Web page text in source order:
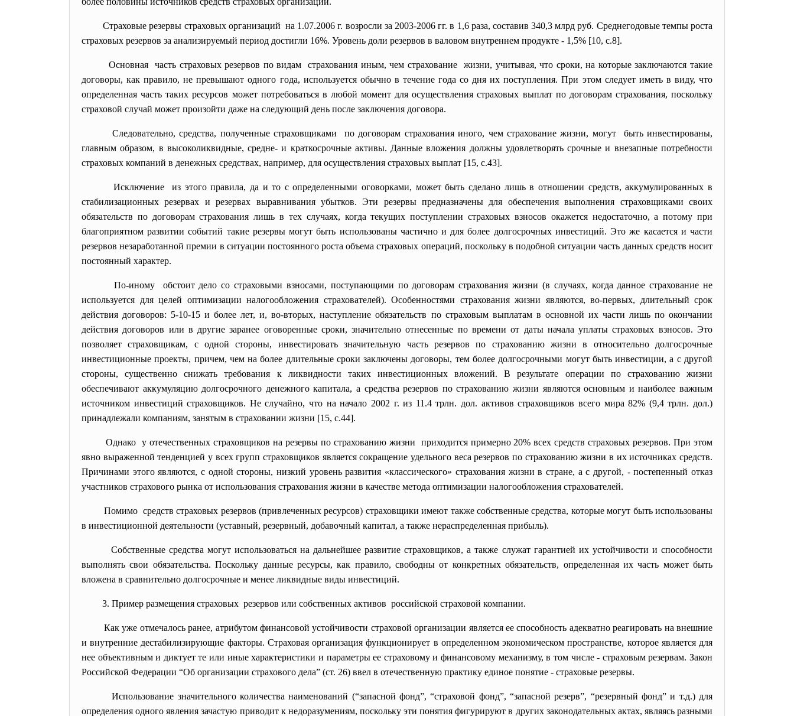
Страховые резервы страховых организаций на 1.07.2006 г. возросли за 2003-2006 гг. в 1,6 раза, составив 340,3 млрд руб. Среднегодовые темпы роста
страховых резервов за анализируемый период достигли 16%. Уровень доли резервов в валовом внутреннем продукте - 1,5% [10, с.8].
Основная часть страховых резервов по видам страхования иным, чем страхование жизни, учитывая, что сроки, на которые заключаются такие
договоры, как правило, не превышают одного года, используется обычно в течение года со дня их поступления. При этом следует иметь в виду, что
определенная часть таких ресурсов может потребоваться в любой момент для осуществления страховых выплат по договорам страхования, поскольку
страховой случай может произойти даже на следующий день после заключения договора.
Следовательно, средства, полученные страховщиками по договорам страхования иного, чем страхование жизни, могут быть инвестированы,
главным образом, в высоколиквидные, средне- и краткосрочные активы. Данные вложения должны удовлетворять срочные и внезапные потребности
страховых компаний в денежных средствах, например, для осуществления страховых выплат [15, с.43].
Исключение из этого правила, да и то с определенными оговорками, может быть сделано лишь в отношении средств, аккумулированных в
стабилизационных резервах и резервах выравнивания убытков. Эти резервы предназначены для обеспечения выполнения страховщиками своих
обязательств по договорам страхования лишь в тех случаях, когда текущих поступлении страховых взносов окажется недостаточно, а потому при
благоприятном развитии событий такие резервы могут быть использованы частично и для более долгосрочных инвестиций. Это же касается и части
резервов незаработанной премии в ситуации постоянного роста объема страховых операций, поскольку в подобной ситуации часть данных средств носит
постоянный характер.
По-иному обстоит дело со страховыми взносами, поступающими по договорам страхования жизни (в случаях, когда данное страхование не
используется для целей оптимизации налогообложения страхователей). Особенностями страхования жизни являются, во-первых, длительный срок
действия договоров: 5-10-15 и более лет, и, во-вторых, наступление обязательств по страховым выплатам в основной их части лишь по окончании
действия договоров или в другие заранее оговоренные сроки, значительно отнесенные по времени от даты начала уплаты страховых взносов. Это
позволяет страховщикам, с одной стороны, инвестировать значительную часть резервов по страхованию жизни в относительно долгосрочные
инвестиционные проекты, причем, чем на более длительные сроки заключены договоры, тем более долгосрочными могут быть инвестиции, а с другой
стороны, существенно снижать требования к ликвидности таких инвестиционных вложений. В результате операции по страхованию жизни
обеспечивают аккумуляцию долгосрочного денежного капитала, а средства резервов по страхованию жизни являются основным и наиболее важным
источником инвестиций страховщиков. Не случайно, что на начало 2002 г. из 11.4 трлн. дол. активов страховщиков всего мира 82% (9,4 трлн. дол.)
принадлежали компаниям, занятым в страховании жизни [15, с.44].
Однако у отечественных страховщиков на резервы по страхованию жизни приходится примерно 20% всех средств страховых резервов. При этом
явно выраженной тенденцией у всех групп страховщиков является сокращение удельного веса резервов по страхованию жизни в их источниках средств.
Причинами этого являются, с одной стороны, низкий уровень развития «классического» страхования жизни в стране, а с другой, - постепенный отказ
участников страхового рынка от использования страхования жизни в качестве метода оптимизации налогообложения страхователей.
Помимо средств страховых резервов (привлеченных ресурсов) страховщики имеют также собственные средства, которые могут быть использованы
в инвестиционной деятельности (уставный, резервный, добавочный капитал, а также нераспределенная прибыль).
Собственные средства могут использоваться на дальнейшее развитие страховщиков, а также служат гарантией их устойчивости и способности
выполнять свои обязательства. Поскольку данные ресурсы, как правило, свободны от конкретных обязательств, определенная их часть может быть
вложена в сравнительно долгосрочные и менее ликвидные виды инвестиций.
3. Пример размещения страховых резервов или собственных активов российской страховой компании.
Как уже отмечалось ранее, атрибутом финансовой устойчивости страховой организации является ее способность адекватно реагировать на внешние
и внутренние дестабилизирующие факторы. Страховая организация функционирует в определенном экономическом пространстве, которое является для
нее объективным и диктует те или иные характеристики и параметры ее страховому и финансовому механизму, в том числе - страховым резервам. Закон
Российской Федерации “Об организации страхового дела” (ст. 26) ввел в отечественную практику единое понятие - страховые резервы.
Использование значительного количества наименований (“запасной фонд”, “страховой фонд”, “запасной резерв”, “резервный фонд” и т.д.) для
определения одного явления зачастую приводит к недоразумениям, поскольку эти понятия фигурируют в других законодательных актах, являясь разными